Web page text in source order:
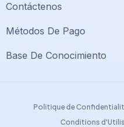
Contáctenos
Métodos De Pago
Base De Conocimiento
Politique de
Conditions